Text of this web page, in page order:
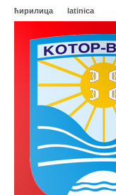
ћирилица latinica